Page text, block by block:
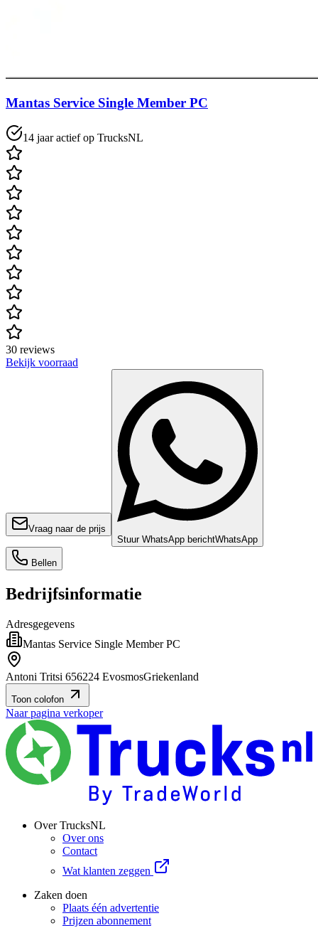
Mantas Service Single Member PC
14 jaar actief op TrucksNL
30 reviews
Bekijk voorraad
Vraag naar de prijs
Stuur WhatsApp berichtWhatsApp
Bellen
Bedrijfsinformatie
Adresgegevens
Mantas Service Single Member PC
Antoni Tritsi 656224 EvosmosGriekenland
Toon colofon
Naar pagina verkoper
Over TrucksNL
Over ons
Contact
Wat klanten zeggen
Zaken doen
Plaats één advertentie
Prijzen abonnement